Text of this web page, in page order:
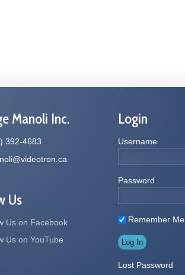
Manoli Inc.
392-4683
Us
Login
Username
Password
Remember Me
Lost Password